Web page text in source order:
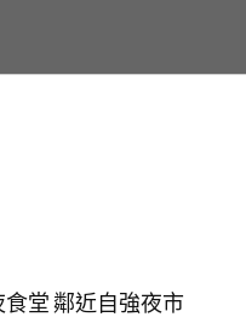
食堂 鄰近自強夜市